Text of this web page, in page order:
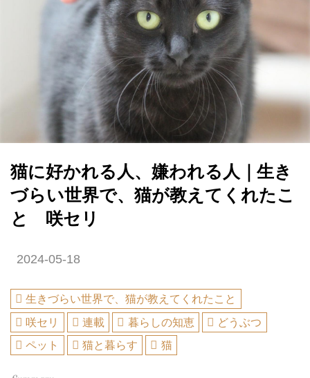
猫に好かれる人、嫌われる人｜生き
づらい世界で、猫が教えてくれたこ
と 咲セリ
2024-05-18
生きづらい世界で、猫が教えてくれたこと
咲セリ
連載 暮らしの知恵
どうぶつ
ペット
猫と暮らす 猫